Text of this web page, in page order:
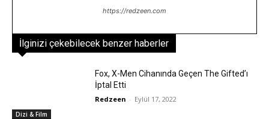
https://redzeen.com
İlginizi çekebilecek benzer haberler
Dizi & Film
Fox, X-Men Cihanında Geçen The Gifted’ı
İptal Etti
Redzeen - Eylül 17, 2022